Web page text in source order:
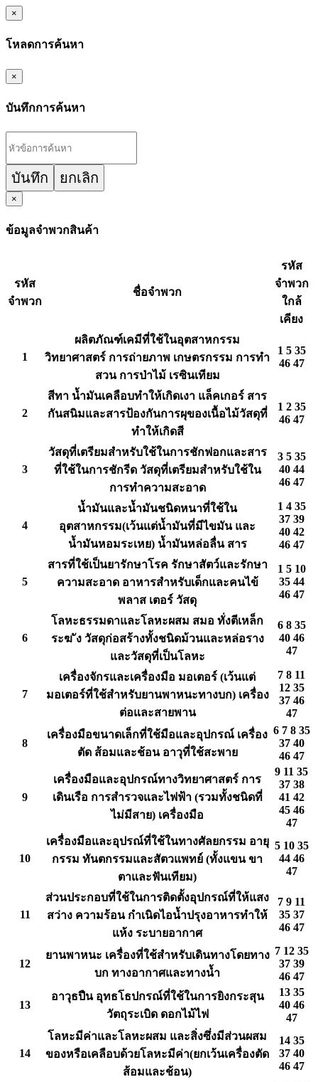
×
โหลดการค้นหา
×
บันทึกการค้นหา
บันทึก ยกเลิก
×
ข้อมูลจำพวกสินค้า
รหัส
จำพวก
ชื่อจำพวก
รหัส
จำพวก
ใกล้
เคียง
1
ผลิตภัณฑ์เคมีที่ใช้ในอุตสาหกรรม
วิทยาศาสตร์ การถ่ายภาพ เกษตรกรรม การทำ
สวน การป่าไม้ เรซินเทียม
1 5 35
46 47
2
สีทา น้ำมันเคลือบทำให้เกิดเงา แล็คเกอร์ สาร
กันสนิมและสารป้องกันการผุของเนื้อไม้วัสดุที่
ทำให้เกิดสี
1 2 35
46 47
3
วัสดุที่เตรียมสำหรับใช้ในการชักฟอกและสาร
ที่ใช้ในการชักรีด วัสดุที่เตรียมสำหรับใช้ใน
การทำความสะอาด
3 5 35
40 44
46 47
4
น้ำมันและน้ำมันชนิดหนาที่ใช้ใน
อุตสาหกรรม(เว้นแต่น้ำมันที่มีไขมัน และ
น้ำมันหอมระเหย) น้ำมันหล่อลื่น สาร
1 4 35
37 39
40 42
46 47
5
สารที่ใช้เป็นยารักษาโรค รักษาสัตว์และรักษา
ความสะอาด อาหารสำหรับเด็กและคนไข้
พลาส เตอร์ วัสดุ
1 5 10
35 44
46 47
6
โลหะธรรมดาและโลหะผสม สมอ ทั่งตีเหล็ก
ระฆ ัง วัสดุก่อสร้างทั้งชนิดม้วนและหล่อราง
และวัสดุที่เป็นโลหะ
6 8 35
40 46
47
7
เครื่องจักรและเครื่องมือ มอเตอร์ (เว้นแต่
มอเตอร์ที่ใช้สำหรับยานพาหนะทางบก) เครื่อง
ต่อและสายพาน
7 8 11
12 35
37 46
47
8
เครื่องมือขนาดเล็กที่ใช้มือและอุปกรณ์ เครื่อง
ตัด ส้อมและช้อน อาวุที่ใช้สะพาย
6 7 8 35
37 40
46 47
9
เครื่องมือและอุปกรณ์ทางวิทยาศาสตร์ การ
เดินเรือ การสำรวจและไฟฟ้า (รวมทั้งชนิดที่
ไม่มีสาย) เครื่องมือ
9 11 35
37 38
41 42
45 46
47
10
เครื่องมือและอุปรณ์ที่ใช้ในทางศัลยกรรม อายุ
กรรม ทันตกรรมและสัตวแพทย์ (ทั้งแขน ขา
ตาและฟันเทียม)
5 10 35
44 46
47
11
ส่วนประกอบที่ใช้ในการติดตั้งอุปกรณ์ที่ให้แสง
สว่าง ความร้อน กำเนิดไอน้ำปรุงอาหารทำให้
แห้ง ระบายอากาศ
7 9 11
35 37
46 47
12
ยานพาหนะ เครื่องที่ใช้สำหรับเดินทางโดยทาง
บก ทางอากาศและทางน้ำ
7 12 35
37 39
46 47
13
อาวุธปืน อุทธโธปกรณ์ที่ใช้ในการยิงกระสุน
วัตถุระเบิด ดอกไม้ไฟ
13 35
40 46
47
14
โลหะมีค่าและโลหะผสม และสิ่งซึ่งมีส่วนผสม
ของหรือเคลือบด้วยโลหะมีค่า(ยกเว้นเครื่องตัด
ส้อมและช้อน)
14 35
37 40
46 47